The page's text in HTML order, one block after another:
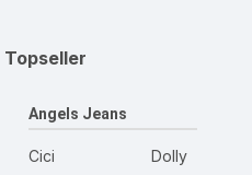
Topseller
Angels Jeans
Cici
Dolly